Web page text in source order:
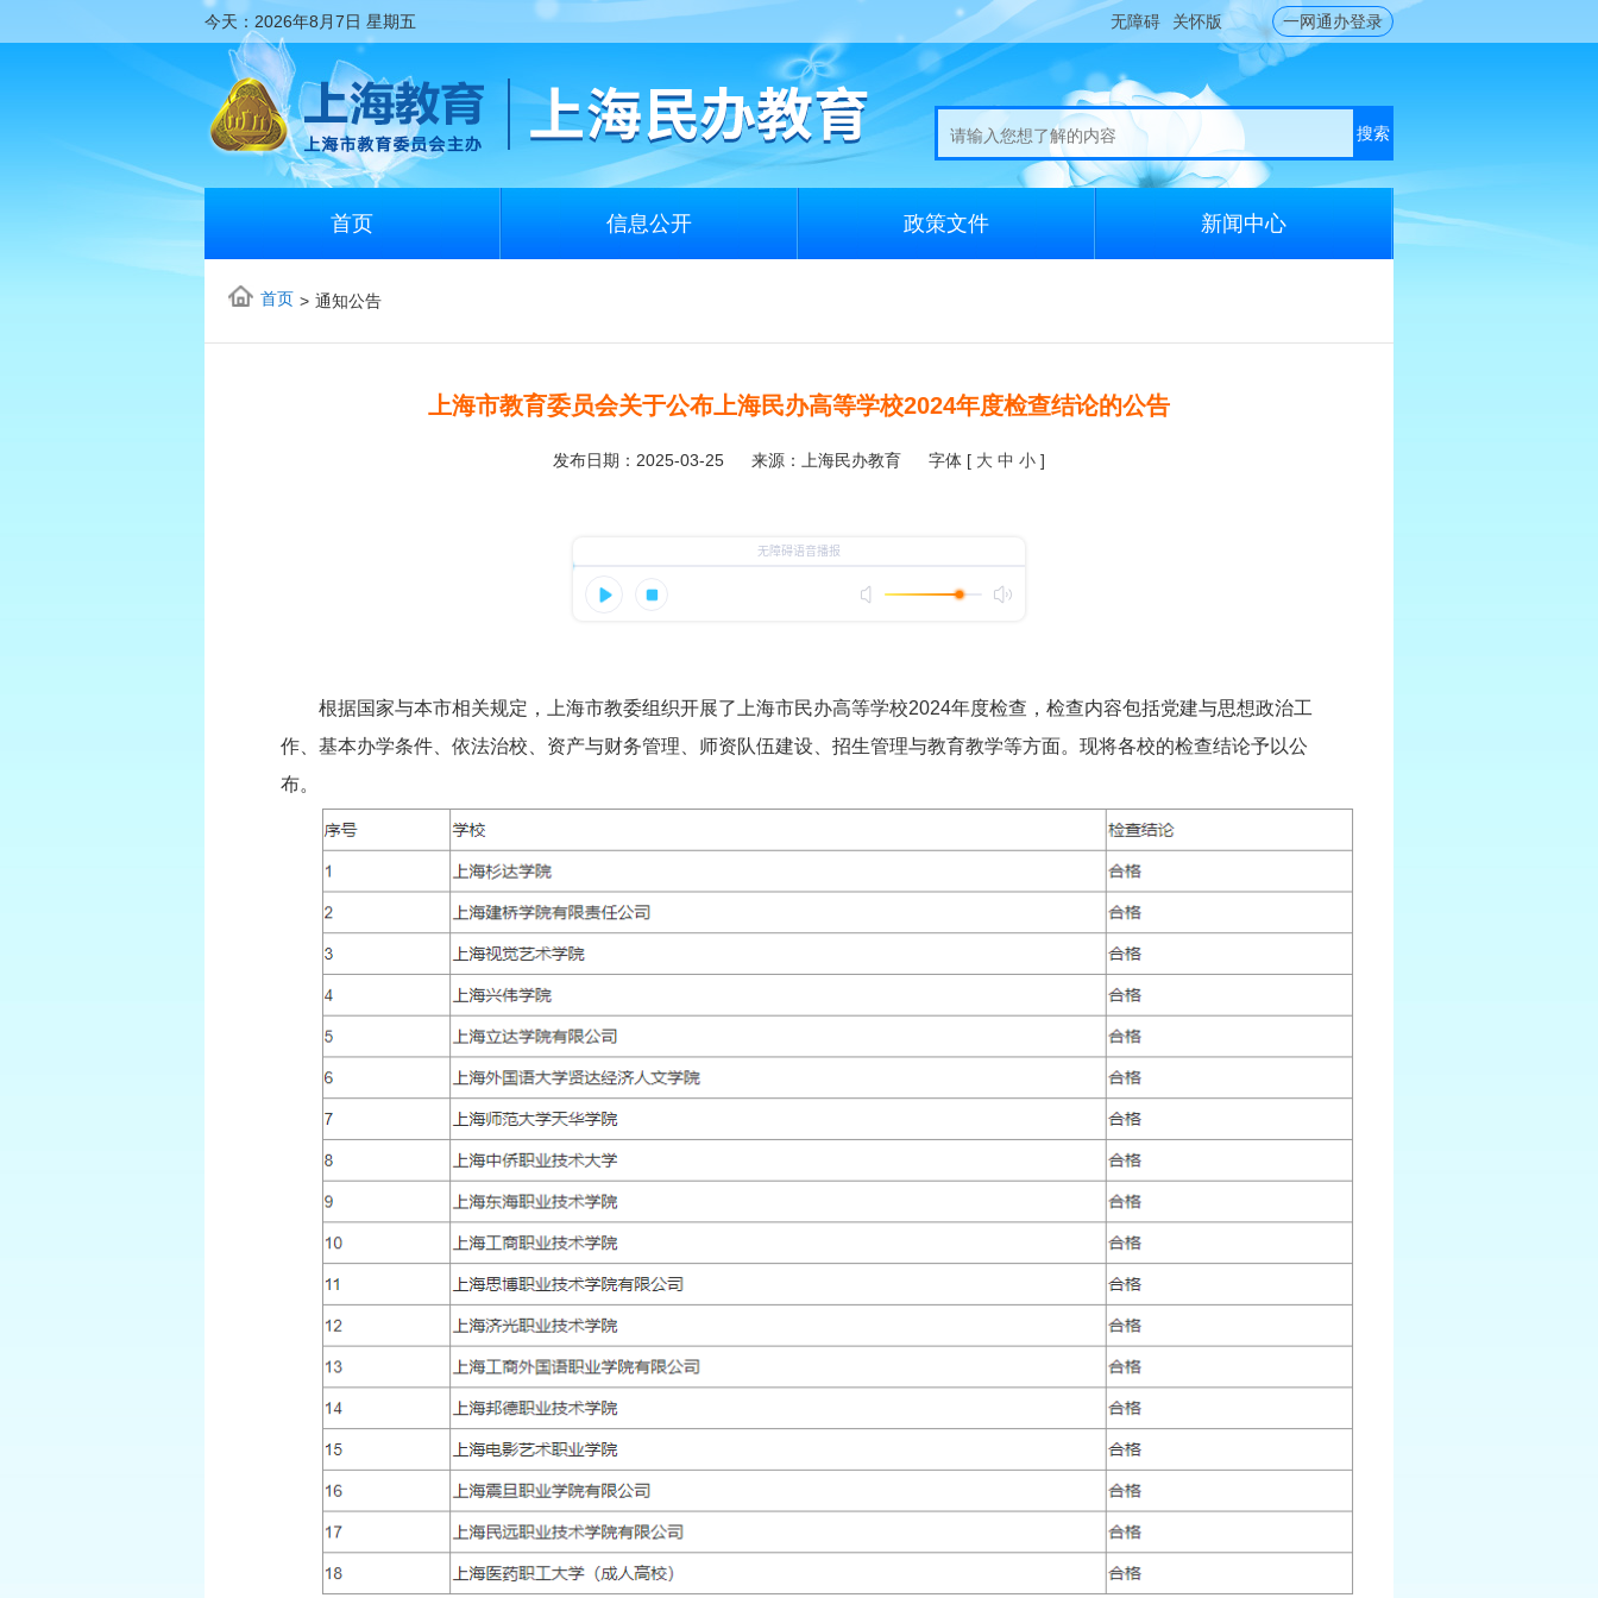
今天： 2026年8月7日 星期五 无障碍 关怀版 一网通办登录
搜索
首页 信息公开 政策文件 新闻中心
首页 > 通知公告
上海市教育委员会关于公布上海民办高等学校2024年度检查结论的公告
发布日期：2025-03-25 来源：上海民办教育 字体 [ 大 中 小 ]
根据国家与本市相关规定，上海市教委组织开展了上海市民办高等学校2024年度检查，检查内容包括党建与思想政治工
作、基本办学条件、依法治校、资产与财务管理、师资队伍建设、招生管理与教育教学等方面。现将各校的检查结论予以公
布。